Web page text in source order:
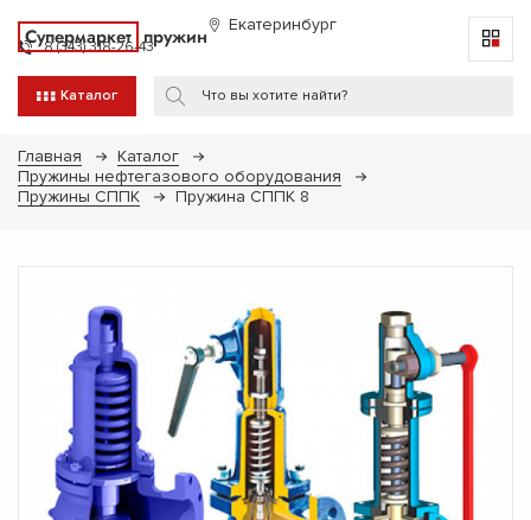
Супермаркет пружин Екатеринбург
8 (343) 318-26-43
Каталог
Главная
Каталог
Пружины нефтегазового оборудования
Пружины СППК
Пружина СППК 8